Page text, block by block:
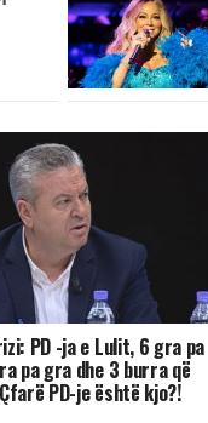
PD -ja e Lulit, 6 gra pa
pa gra dhe 3 burra që
PD-je është kjo?!